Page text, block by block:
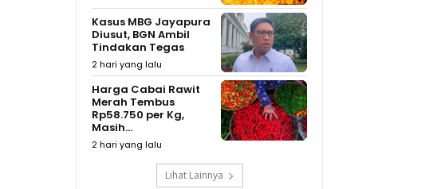
Kasus MBG Jayapura
Diusut, BGN Ambil
Tindakan Tegas
2 hari yang lalu
Harga Cabai Rawit
Merah Tembus
Rp58.750 per Kg,
Masih...
2 hari yang lalu
Lihat Lainnya